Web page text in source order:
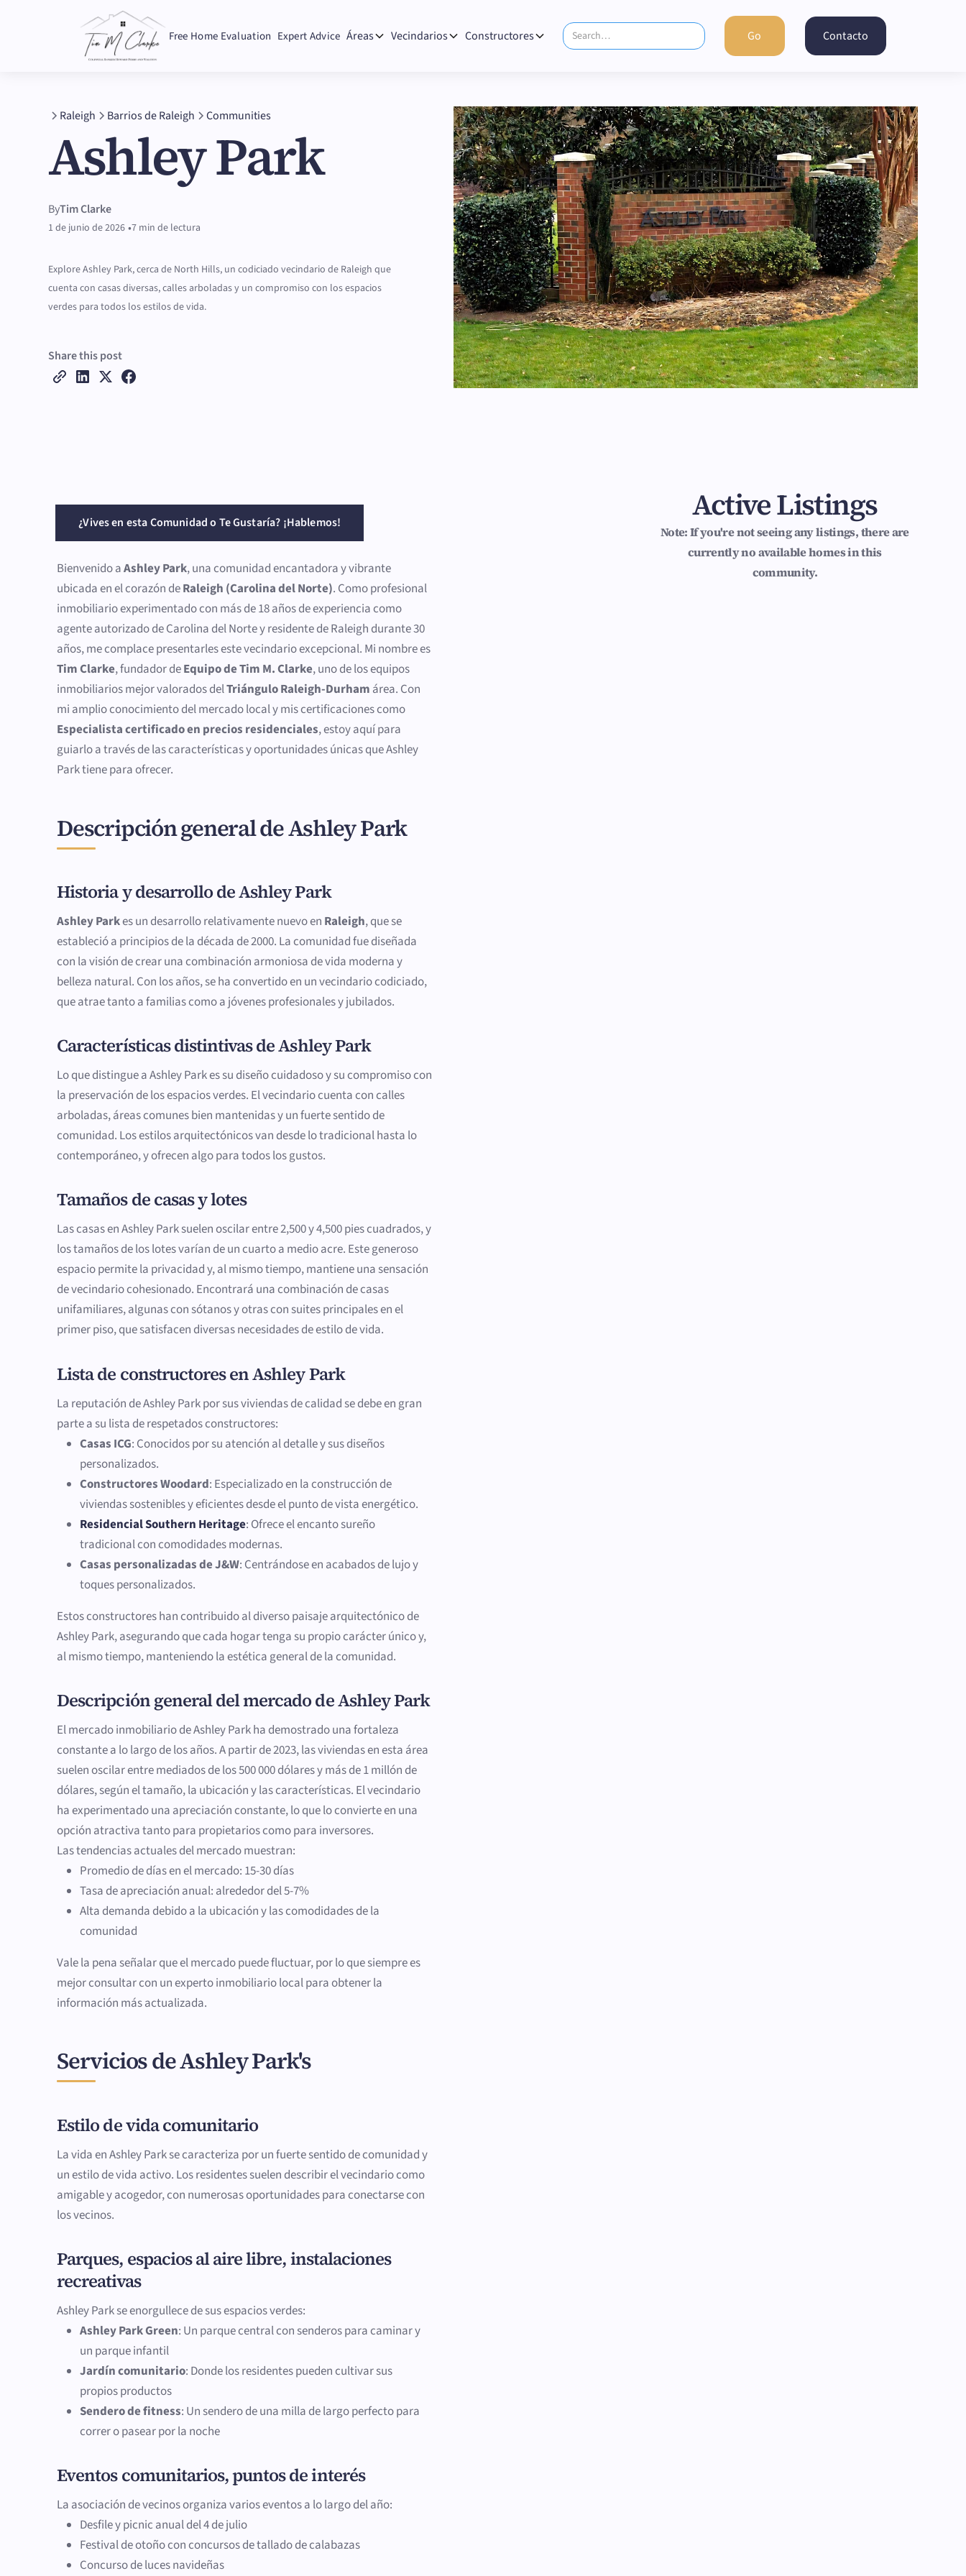
Free Home Evaluation Expert Advice Áreas Vecindarios Constructores Contacto
Raleigh Barrios de Raleigh Communities
Ashley Park
ByTim Clarke
1 de junio de 2026 •7 min de lectura
Explore Ashley Park, cerca de North Hills, un codiciado vecindario de Raleigh que
cuenta con casas diversas, calles arboladas y un compromiso con los espacios
verdes para todos los estilos de vida.
Share this post
¿Vives en esta Comunidad o Te Gustaría? ¡Hablemos!
Bienvenido aAshley Park, una comunidad encantadora y vibrante
ubicada en el corazón deRaleigh (Carolina del Norte). Como profesional
inmobiliario experimentado con más de 18 años de experiencia como
agente autorizado de Carolina del Norte y residente de Raleigh durante 30
años, me complace presentarles este vecindario excepcional. Mi nombre es
Tim Clarke, fundador deEquipo de Tim M. Clarke, uno de los equipos
inmobiliarios mejor valorados delTriángulo Raleigh-Durham área. Con
mi amplio conocimiento del mercado local y mis certificaciones como
Especialista certificado en precios residenciales, estoy aquí para
guiarlo a través de las características y oportunidades únicas que Ashley
Park tiene para ofrecer.
Descripción general de Ashley Park
Historia y desarrollo de Ashley Park
Ashley Parkes un desarrollo relativamente nuevo en Raleigh, que se
estableció a principios de la década de 2000. La comunidad fue diseñada
con la visión de crear una combinación armoniosa de vida moderna y
belleza natural. Con los años, se ha convertido en un vecindario codiciado,
que atrae tanto a familias como a jóvenes profesionales y jubilados.
Características distintivas de Ashley Park
Lo que distingue a Ashley Park es su diseño cuidadoso y su compromiso con
la preservación de los espacios verdes. El vecindario cuenta con calles
arboladas, áreas comunes bien mantenidas y un fuerte sentido de
comunidad. Los estilos arquitectónicos van desde lo tradicional hasta lo
contemporáneo, y ofrecen algo para todos los gustos.
Tamaños de casas y lotes
Las casas en Ashley Park suelen oscilar entre 2,500 y 4,500 pies cuadrados, y
los tamaños de los lotes varían de un cuarto a medio acre. Este generoso
espacio permite la privacidad y, al mismo tiempo, mantiene una sensación
de vecindario cohesionado. Encontrará una combinación de casas
unifamiliares, algunas con sótanos y otras con suites principales en el
primer piso, que satisfacen diversas necesidades de estilo de vida.
Lista de constructores en Ashley Park
La reputación de Ashley Park por sus viviendas de calidad se debe en gran
parte a su lista de respetados constructores:
Casas ICG: Conocidos por su atención al detalle y sus diseños
personalizados.
Constructores Woodard: Especializado en la construcción de
viviendas sostenibles y eficientes desde el punto de vista energético.
Residencial Southern Heritage: Ofrece el encanto sureño
tradicional con comodidades modernas.
Casas personalizadas de J&W: Centrándose en acabados de lujo y
toques personalizados.
Estos constructores han contribuido al diverso paisaje arquitectónico de
Ashley Park, asegurando que cada hogar tenga su propio carácter único y,
al mismo tiempo, manteniendo la estética general de la comunidad.
Descripción general del mercado de Ashley Park
El mercado inmobiliario de Ashley Park ha demostrado una fortaleza
constante a lo largo de los años. A partir de 2023, las viviendas en esta área
suelen oscilar entre mediados de los 500 000 dólares y más de 1 millón de
dólares, según el tamaño, la ubicación y las características. El vecindario
ha experimentado una apreciación constante, lo que lo convierte en una
opción atractiva tanto para propietarios como para inversores.
Las tendencias actuales del mercado muestran:
Promedio de días en el mercado: 15-30 días
Tasa de apreciación anual: alrededor del 5-7%
Alta demanda debido a la ubicación y las comodidades de la
comunidad
Vale la pena señalar que el mercado puede fluctuar, por lo que siempre es
mejor consultar con un experto inmobiliario local para obtener la
información más actualizada.
Servicios de Ashley Park's
Estilo de vida comunitario
La vida en Ashley Park se caracteriza por un fuerte sentido de comunidad y
un estilo de vida activo. Los residentes suelen describir el vecindario como
amigable y acogedor, con numerosas oportunidades para conectarse con
los vecinos.
Parques, espacios al aire libre, instalaciones
recreativas
Ashley Park se enorgullece de sus espacios verdes:
Ashley Park Green: Un parque central con senderos para caminar y
un parque infantil
Jardín comunitario: Donde los residentes pueden cultivar sus
propios productos
Sendero de fitness: Un sendero de una milla de largo perfecto para
correr o pasear por la noche
Eventos comunitarios, puntos de interés
La asociación de vecinos organiza varios eventos a lo largo del año:
Desfile y picnic anual del 4 de julio
Festival de otoño con concursos de tallado de calabazas
Concurso de luces navideñas
Active Listings
Note: If you're not seeing any listings, there are
currently no available homes in this
community.